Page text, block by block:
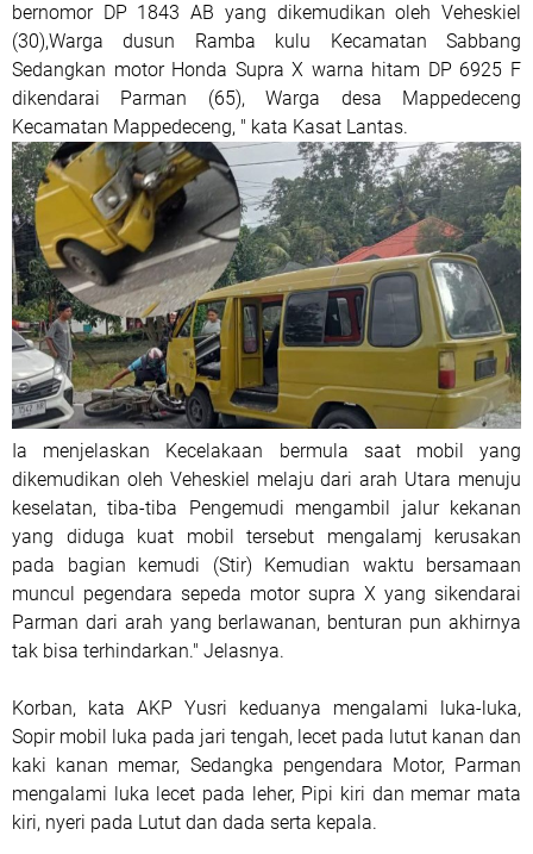
bernomor DP 1843 AB yang dikemudikan oleh Veheskiel
(30),Warga dusun Ramba kulu Kecamatan Sabbang
Sedangkan motor Honda Supra X warna hitam DP 6925 F
dikendarai Parman (65), Warga desa Mappedeceng
Kecamatan Mappedeceng, " kata Kasat Lantas.
Ia menjelaskan Kecelakaan bermula saat mobil yang
dikemudikan oleh Veheskiel melaju dari arah Utara menuju
keselatan, tiba-tiba Pengemudi mengambil jalur kekanan
yang diduga kuat mobil tersebut mengalamj kerusakan
pada bagian kemudi (Stir) Kemudian waktu bersamaan
muncul pegendara sepeda motor supra X yang sikendarai
Parman dari arah yang berlawanan, benturan pun akhirnya
tak bisa terhindarkan." Jelasnya.
Korban, kata AKP Yusri keduanya mengalami luka-luka,
Sopir mobil luka pada jari tengah, lecet pada lutut kanan dan
kaki kanan memar, Sedangka pengendara Motor, Parman
mengalami luka lecet pada leher, Pipi kiri dan memar mata
kiri, nyeri pada Lutut dan dada serta kepala.